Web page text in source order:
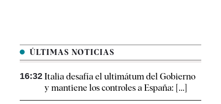
ÚLTIMAS NOTICIAS
16:32 Italia desafía el ultimátum del Gobierno
y mantiene los controles a España: [...]